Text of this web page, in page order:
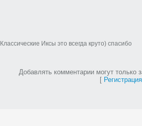
Классические Иксы это всегда круто) спасибо
Добавлять комментарии могут только
[ Регистрация